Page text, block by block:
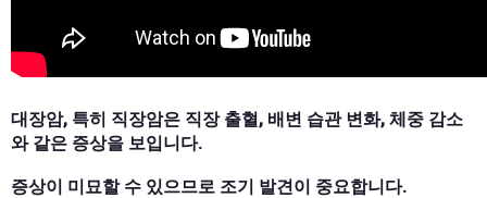
대장암, 특히 직장암은 직장 출혈, 배변 습관 변화, 체중 감소
와 같은 증상을 보입니다.
증상이 미묘할 수 있으므로 조기 발견이 중요합니다.